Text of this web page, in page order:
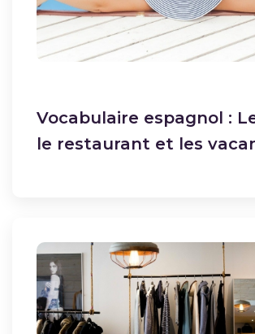
Vocabulaire espagnol :
le restaurant et les